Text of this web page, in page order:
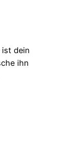
ist dein
ihn